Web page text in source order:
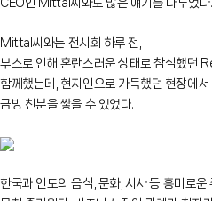
CEO인 Mittal씨와도 많은 얘기를 나누었
Mittal씨와는 전시회 하루 전,
부스로 인해 혼란스러운 상태로 참석했던
함께했는데, 현지인으로 가득했던 현장에
금방 친분을 쌓을 수 있었다.
한국과 인도의 음식, 문화, 시사 등 흥미로